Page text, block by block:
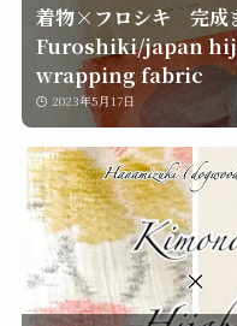
着物×フロシキ 完
Furoshiki/japan
wrapping fabric
2023年5月17日